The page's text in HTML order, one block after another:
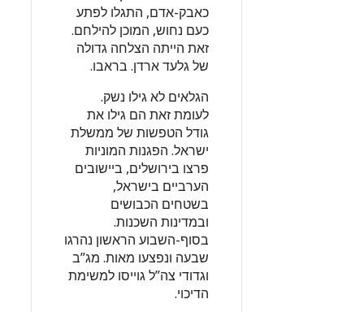
כאבק-אדם, התגלו לפתע
כעם נחוש, המוכן להילחם.
זאת הייתה הצלחה גדולה
של גלעד ארדן. בראבו.
הגלאים לא גילו נשק.
לעומת זאת הם גילו את
גודל הטפשות של ממשלת
ישראל. הפגנות המוניות
פרצו בירושלים, ביישובים
הערביים בישראל,
בשטחים הכבושים
ובמדינות השכנות.
בסוף-השבוע הראשון נהרגו
שבעה ונפצעו מאות. מג”ב
וגדודי צה”ל גוייסו למשימת
הדיכוי.